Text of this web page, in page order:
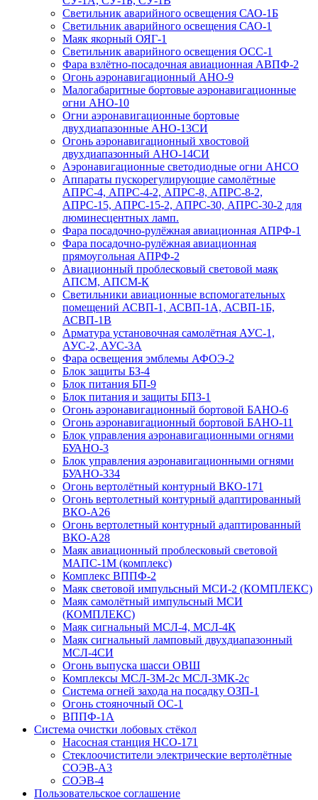
Светильник аварийного освещения САО-1Б
Светильник аварийного освещения САО-1
Маяк якорный ОЯГ-1
Светильник аварийного освещения ОСС-1
Фара взлётно-посадочная авиационная АВПФ-2
Огонь аэронавигационный АНО-9
Малогабаритные бортовые аэронавигационные
огни АНО-10
Огни аэронавигационные бортовые
двухдиапазонные АНО-13СИ
Огонь аэронавигационный хвостовой
двухдиапазонный АНО-14СИ
Аэронавигационные светодиодные огни АНСО
Аппараты пускорегулирующие самолётные
АПРС-4, АПРС-4-2, АПРС-8, АПРС-8-2,
АПРС-15, АПРС-15-2, АПРС-30, АПРС-30-2 для
люминесцентных ламп.
Фара посадочно-рулёжная авиационная АПРФ-1
Фара посадочно-рулёжная авиационная
прямоугольная АПРФ-2
Авиационный проблесковый световой маяк
АПСМ, АПСМ-К
Светильники авиационные вспомогательных
помещений АСВП-1, АСВП-1А, АСВП-1Б,
АСВП-1В
Арматура установочная самолётная АУС-1,
АУС-2, АУС-3А
Фара освещения эмблемы АФОЭ-2
Блок защиты БЗ-4
Блок питания БП-9
Блок питания и защиты БПЗ-1
Огонь аэронавигационный бортовой БАНО-6
Огонь аэронавигационный бортовой БАНО-11
Блок управления аэронавигационными огнями
БУАНО-3
Блок управления аэронавигационными огнями
БУАНО-334
Огонь вертолётный контурный ВКО-171
Огонь вертолетный контурный адаптированный
ВКО-А26
Огонь вертолетный контурный адаптированный
ВКО-А28
Маяк авиационный проблесковый световой
МАПС-1М (комплекс)
Комплекс ВППФ-2
Маяк световой импульсный МСИ-2 (КОМПЛЕКС)
Маяк самолётный импульсный МСИ
(КОМПЛЕКС)
Маяк сигнальный МСЛ-4, МСЛ-4К
Маяк сигнальный ламповый двухдиапазонный
МСЛ-4СИ
Огонь выпуска шасси ОВШ
Комплексы МСЛ-3М-2с МСЛ-3МК-2с
Система огней захода на посадку ОЗП-1
Огонь стояночный ОС-1
ВППФ-1А
Система очистки лобовых стёкол
Насосная станция НСО-171
Стеклоочистители электрические вертолётные
СОЭВ-А3
СОЭВ-4
Пользовательское соглашение